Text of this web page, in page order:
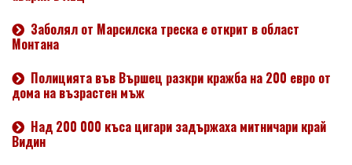
Заболял от Марсилска треска е открит в област
Монтана
Полицията във Вършец разкри кражба на 200 евро от
дома на възрастен мъж
Над 200 000 къса цигари задържаха митничари край
Видин